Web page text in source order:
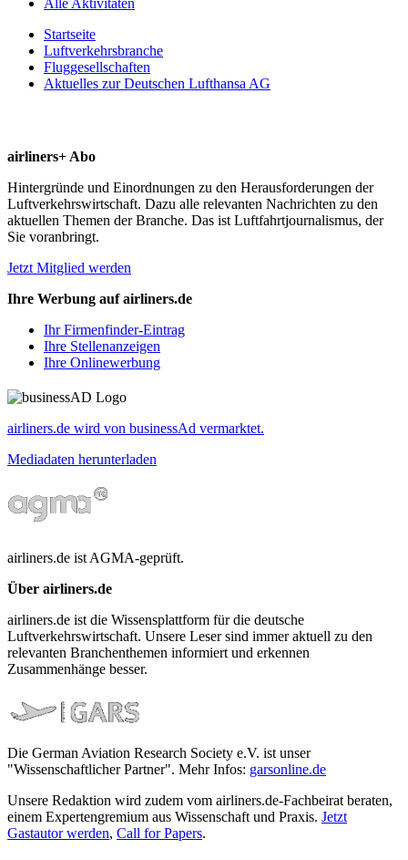
Startseite
Luftverkehrsbranche
Fluggesellschaften
Aktuelles zur Deutschen Lufthansa AG
airliners+ Abo
Hintergründe und Einordnungen zu den Herausforderungen der
Luftverkehrswirtschaft. Dazu alle relevanten Nachrichten zu den
aktuellen Themen der Branche. Das ist Luftfahrtjournalismus, der
Sie voranbringt.
Jetzt Mitglied werden
Ihre Werbung auf airliners.de
Ihr Firmenfinder-Eintrag
Ihre Stellenanzeigen
Ihre Onlinewerbung
airliners.de wird von businessAd vermarktet.
Mediadaten herunterladen
airliners.de ist AGMA-geprüft.
Über airliners.de
airliners.de ist die Wissensplattform für die deutsche
Luftverkehrswirtschaft. Unsere Leser sind immer aktuell zu den
relevanten Branchenthemen informiert und erkennen
Zusammenhänge besser.
Die German Aviation Research Society e.V. ist unser
"Wissenschaftlicher Partner". Mehr Infos: garsonline.de
Unsere Redaktion wird zudem vom airliners.de-Fachbeirat beraten,
einem Expertengremium aus Wissenschaft und Praxis. Jetzt
Gastautor werden, Call for Papers.